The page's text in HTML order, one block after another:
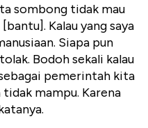
sombong tidak mau
Kalau yang saya
Siapa pun
Bodoh sekali kalau
pemerintah kita
mampu. Karena